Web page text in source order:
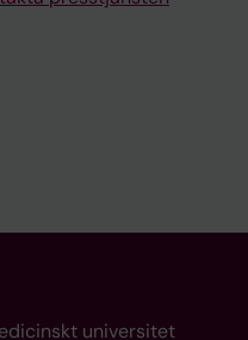
universitet